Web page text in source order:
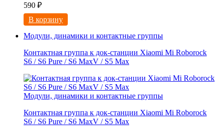
590 ₽
В корзину
Модули, динамики и контактные группы
Контактная группа к док-станции Xiaomi Mi Roborock
S6 / S6 Pure / S6 MaxV / S5 Max
Модули, динамики и контактные группы
Контактная группа к док-станции Xiaomi Mi Roborock
S6 / S6 Pure / S6 MaxV / S5 Max